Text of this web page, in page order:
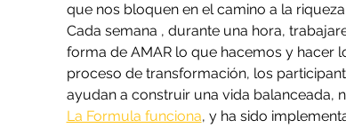
que nos bloquen en el camino a la
Cada semana , durante una hora,
forma de AMAR lo que hacemos y hacer
proceso de transformación, los
ayudan a construir una vida balanceada,
La Formula funciona, y ha sido